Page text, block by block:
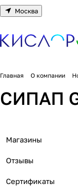
Москва
Главная О компании
СИПАП
Магазины
Отзывы
Сертификаты